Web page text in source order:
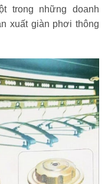
trong những doanh
xuất giàn phơi thông